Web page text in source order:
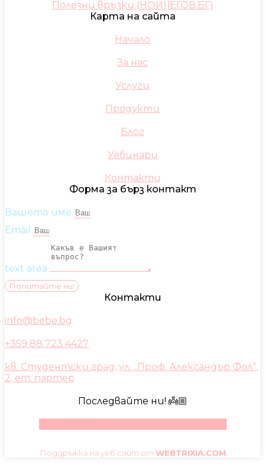
Полезни връзки (НОИ)(ЕГОВ.БГ)
Карта на сайта
Начало
За нас
Услуги
Продукти
Блог
Уебинари
Контакти
Форма за бърз контакт
Вашето име
Email
text area
Попитайте ни!
Контакти
info@bebe.bg
+359 88 723 4427
кв. Студентски град, ул. „Проф. Александър Фол“,
2, ет. партер
Последвайте ни! 👼🏼
Поддръжка на уеб сайт от WEBTRIXIA.COM